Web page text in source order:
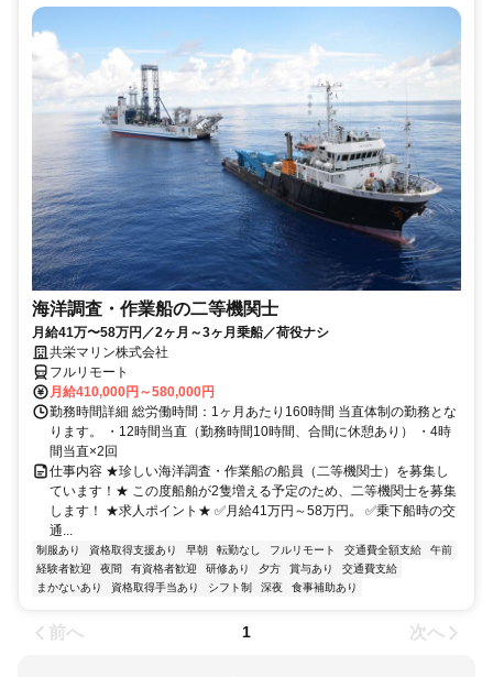
海洋調査・作業船の二等機関士
月給41万〜58万円／2ヶ月～3ヶ月乗船／荷役ナシ
共栄マリン株式会社
フルリモート
月給410,000円～580,000円
勤務時間詳細 総労働時間：1ヶ月あたり160時間 当直体制の勤務とな
ります。 ・12時間当直（勤務時間10時間、合間に休憩あり） ・4時
間当直×2回
仕事内容 ★珍しい海洋調査・作業船の船員（二等機関士）を募集し
ています！★ この度船舶が2隻増える予定のため、二等機関士を募集
します！ ★求人ポイント★ ✅月給41万円～58万円。 ✅乗下船時の交
通...
制服あり 資格取得支援あり 早朝 転勤なし フルリモート 交通費全額支給
午前
経験者歓迎
夜間 有資格者歓迎 研修あり 夕方 賞与あり
交通費支給
まかないあり
資格取得手当あり シフト制 深夜 食事補助あり
前へ 1 次へ